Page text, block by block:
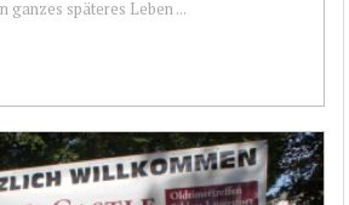
ganzes späteres Leben ...